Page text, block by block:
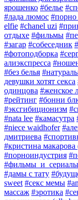
ярошенко #белье
#лада люмос #порно
elfie #chanel uzi
отдыхе #фильмы
#загар #собеседник
#фотоподборка
алиэкспресса
#без белья
девушки хотят секса
одинцова #женское
#рейтинг #бонни
#эксгибиционизм
#nata lee #камасутра
#niece waidhofer
дмитриева
#кристина макарова
#порноиндустрия
#фильмы_и_сериалы
#дамы с тату
sweet #секс мемы
массаж #эротика